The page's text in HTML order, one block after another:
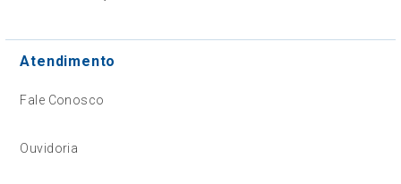
Atendimento
Fale Conosco
Ouvidoria